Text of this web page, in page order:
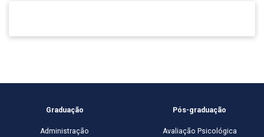
Graduação
Administração
Pós-graduação
Avaliação Psicológica